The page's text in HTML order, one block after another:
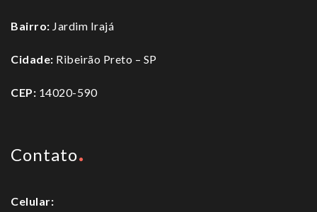
Bairro: Jardim Irajá
Cidade: Ribeirão Preto – SP
CEP: 14020-590
Contato
Celular: